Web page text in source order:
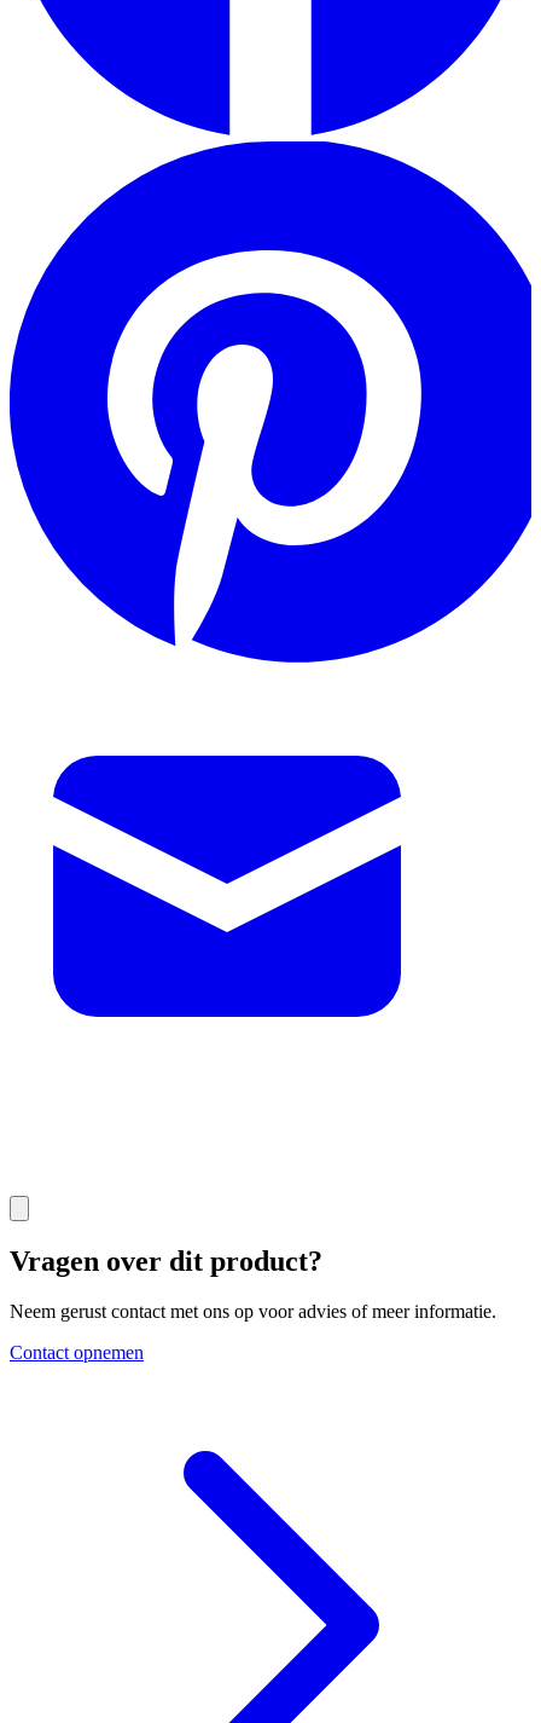
Vragen over dit product?
Neem gerust contact met ons op voor advies of meer informatie.
Contact opnemen